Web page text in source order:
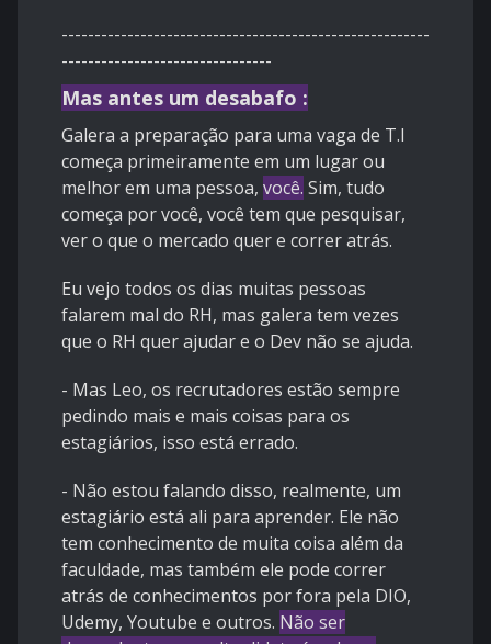
--------------------------------------------------------
--------------------------------
Mas antes um desabafo :
Galera a preparação para uma vaga de T.I
começa primeiramente em um lugar ou
melhor em uma pessoa, você. Sim, tudo
começa por você, você tem que pesquisar,
ver o que o mercado quer e correr atrás.
Eu vejo todos os dias muitas pessoas
falarem mal do RH, mas galera tem vezes
que o RH quer ajudar e o Dev não se ajuda.
- Mas Leo, os recrutadores estão sempre
pedindo mais e mais coisas para os
estagiários, isso está errado.
- Não estou falando disso, realmente, um
estagiário está ali para aprender. Ele não
tem conhecimento de muita coisa além da
faculdade, mas também ele pode correr
atrás de conhecimentos por fora pela DIO,
Udemy, Youtube e outros. Não ser